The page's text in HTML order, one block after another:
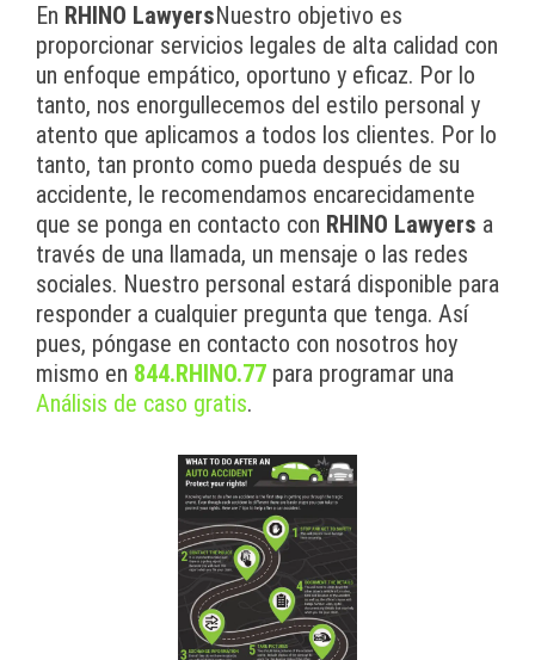
En RHINO LawyersNuestro objetivo es
proporcionar servicios legales de alta calidad con
un enfoque empático, oportuno y eficaz. Por lo
tanto, nos enorgullecemos del estilo personal y
atento que aplicamos a todos los clientes. Por lo
tanto, tan pronto como pueda después de su
accidente, le recomendamos encarecidamente
que se ponga en contacto con RHINO Lawyers a
través de una llamada, un mensaje o las redes
sociales. Nuestro personal estará disponible para
responder a cualquier pregunta que tenga. Así
pues, póngase en contacto con nosotros hoy
mismo en 844.RHINO.77 para programar una
Análisis de caso gratis.